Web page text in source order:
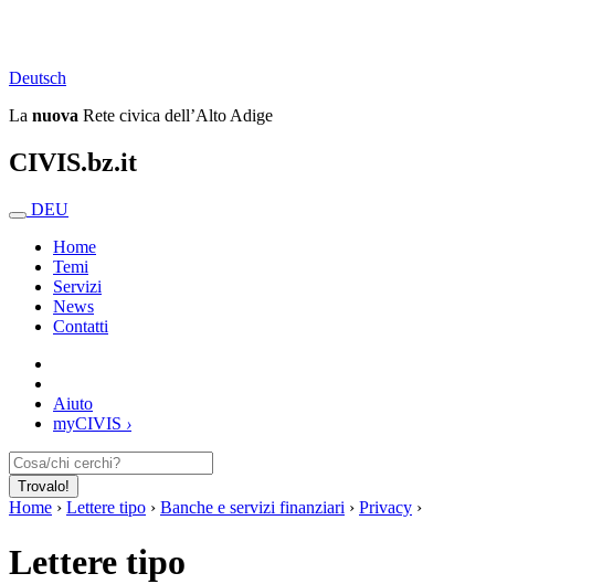
Deutsch
La nuova Rete civica dell’Alto Adige
CIVIS.bz.it
DEU
Home
Temi
Servizi
News
Contatti
Aiuto
myCIVIS ›
Trovalo!
Home › Lettere tipo › Banche e servizi finanziari › Privacy ›
Lettere tipo